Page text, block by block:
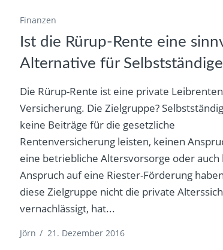
Finanzen
Ist die Rürup-Rente eine
Alternative für
Die Rürup-Rente ist eine private
Versicherung. Die Zielgruppe?
keine Beiträge für die gesetzliche
Rentenversicherung leisten, keinen
eine betriebliche Altersvorsorge oder auch
Anspruch auf eine Riester-Förderung
diese Zielgruppe nicht die private
vernachlässigt, hat...
Jörn / 21. Dezember 2016